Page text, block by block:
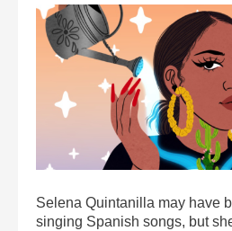
Selena Quintanilla may have
singing Spanish songs, but